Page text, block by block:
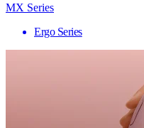
MX Series
Ergo Series